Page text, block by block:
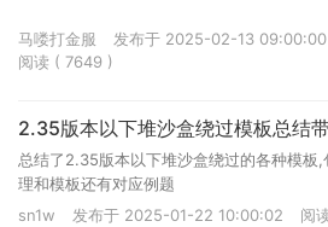
马喽打金服
发布于 2025-02-13 09:00:00
阅读 ( 7649 )
2.35版本以下堆沙盒绕过模板总结
总结了2.35版本以下堆沙盒绕过的各种模
理和模板还有对应例题
sn1w 发布于 2025-01-22 10:00:02 阅